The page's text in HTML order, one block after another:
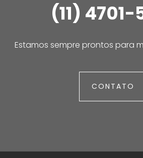
(11) 4701-
Estamos sempre prontos para
CONTATO